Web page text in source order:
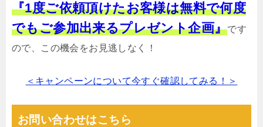
『1度ご依頼頂けたお客様は無料で何度
でもご参加出来るプレゼント企画』です
ので、この機会をお見逃しなく！
＜キャンペーンについて今すぐ確認してみる！＞
お問い合わせはこちら